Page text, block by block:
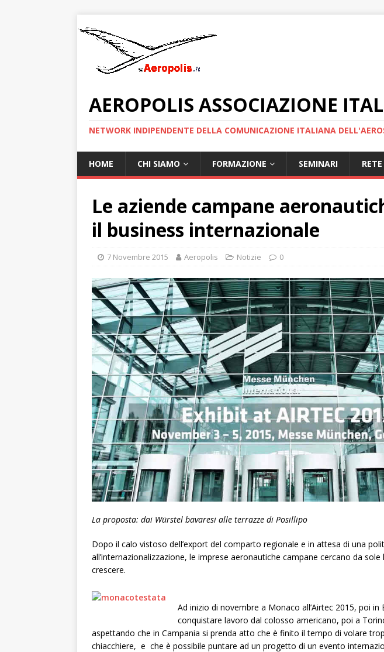
AEROPOLIS ASSOCIAZIONE
NETWORK INDIPENDENTE DELLA COMUNICAZIONE ITALIANA
HOME CHI SIAMO FORMAZIONE SEMINARI
Le aziende campane
il business internazionale
7 Novembre 2015 Aeropolis Notizie 0
La proposta: dai Würstel bavaresi alle terrazze di Posillipo
Dopo il calo vistoso dell’export del comparto regionale e in attesa di una
all’internazionalizzazione, le imprese aeronautiche campane cercano da
crescere.
Ad inizio di novembre a Monaco all’Airtec 2015, poi in
conquistare lavoro dal colosso americano, poi a
aspettando che in Campania si prenda atto che è finito il tempo di volare
chiacchiere, e che è possibile puntare ad un progetto di un evento